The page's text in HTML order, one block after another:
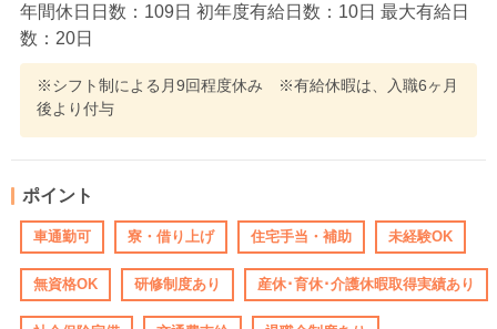
年間休日日数：109日 初年度有給日数：10日 最大有給日
数：20日
※シフト制による月9回程度休み ※有給休暇は、入職6ヶ月
後より付与
ポイント
車通勤可 寮・借り上げ 住宅手当・補助 未経験OK
無資格OK 研修制度あり 産休･育休･介護休暇取得実績あり